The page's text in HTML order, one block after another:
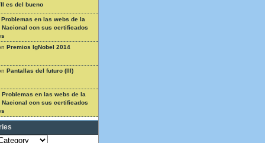
es del bueno
Problemas en las webs de la
Nacional con sus certificados
Premios IgNobel 2014
Pantallas del futuro (III)
Problemas en las webs de la
Nacional con sus certificados